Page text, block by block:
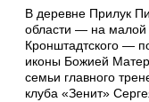
В деревне Прилук
области — на малой
Кронштадтского —
иконы Божией
семьи главного
клуба «Зенит»